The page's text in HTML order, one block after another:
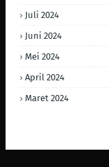
Juli 2024
Juni 2024
Mei 2024
April 2024
Maret 2024